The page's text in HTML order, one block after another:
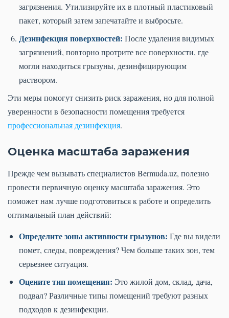
загрязнения. Утилизируйте их в плотный пластиковый
пакет, который затем запечатайте и выбросьте.
Дезинфекция поверхностей: После удаления видимых
загрязнений, повторно протрите все поверхности, где
могли находиться грызуны, дезинфицирующим
раствором.
Эти меры помогут снизить риск заражения, но для полной
уверенности в безопасности помещения требуется
профессиональная дезинфекция.
Оценка масштаба заражения
Прежде чем вызывать специалистов Bermuda.uz, полезно
провести первичную оценку масштаба заражения. Это
поможет нам лучше подготовиться к работе и определить
оптимальный план действий:
Определите зоны активности грызунов: Где вы видели
помет, следы, повреждения? Чем больше таких зон, тем
серьезнее ситуация.
Оцените тип помещения: Это жилой дом, склад, дача,
подвал? Различные типы помещений требуют разных
подходов к дезинфекции.